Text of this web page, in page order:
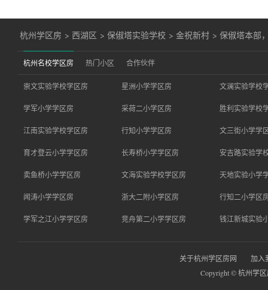
杭州学区房 > 西湖区 >保俶塔实验学校 >金祝新村 >保俶塔本部
杭州名校学区房 热门小区 合作伙伴
崇文实验学校学区房 星洲小学学区房 文澜实验学校
学军小学学区房 采荷二小学区房 胜利实验学校
江南实验学校学区房 行知小学学区房 文三街小学学
育才登云小学学区房 长寿桥小学学区房 安吉路实验学
卖鱼桥小学学区房 文海实验学校学区房 天地实验小学
闻涛小学学区房 浙大二附小学区房 行知二小学区
学军之江小学学区房 竞舟第二小学学区房 钱江新城实验
关于杭州学区房网
加入
Copyright © 杭州学